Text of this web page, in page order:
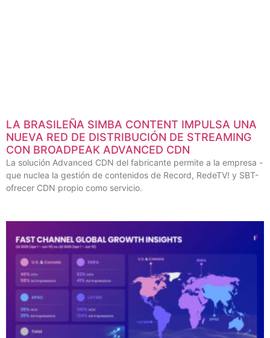
LA BRASILEÑA SIMBA CONTENT IMPULSA UNA
NUEVA RED DE DISTRIBUCIÓN DE STREAMING
CON BROADPEAK ADVANCED CDN
La solución Advanced CDN del fabricante permite a la empresa -
que nuclea la gestión de contenidos de Record, RedeTV! y SBT-
ofrecer CDN propio como servicio.